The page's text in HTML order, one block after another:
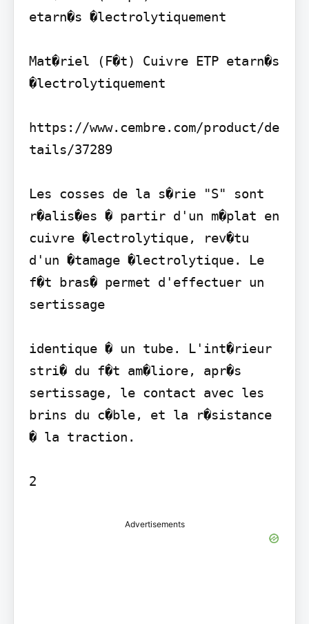
etarn�s �lectrolytiquement
Mat�riel (F�t) Cuivre ETP etarn�s
�lectrolytiquement
https://www.cembre.com/product/de
tails/37289
Les cosses de la s�rie "S" sont
r�alis�es � partir d'un m�plat en
cuivre �lectrolytique, rev�tu
d'un �tamage �lectrolytique. Le
f�t bras� permet d'effectuer un
sertissage
identique � un tube. L'int�rieur
stri� du f�t am�liore, apr�s
sertissage, le contact avec les
brins du c�ble, et la r�sistance
� la traction.
2
Advertisements